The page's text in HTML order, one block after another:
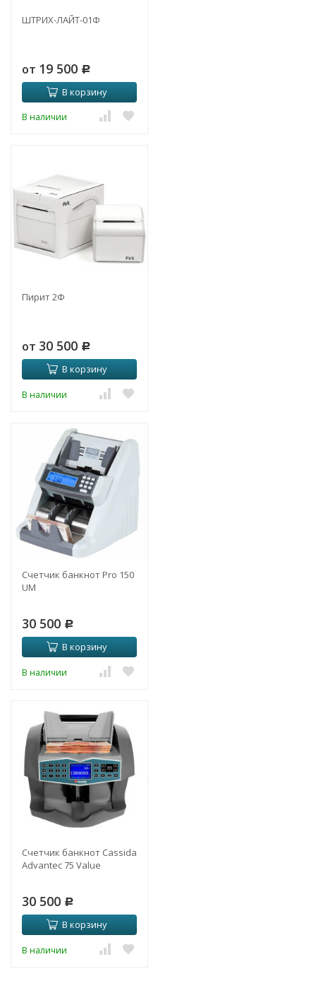
ШТРИХ-ЛАЙТ-01Ф
от 19 500 Р
В корзину
В наличии
Пирит 2Ф
от 30 500 Р
В корзину
В наличии
Счетчик банкнот Pro 150
UM
30 500 Р
В корзину
В наличии
Счетчик банкнот Cassida
Advantec 75 Value
30 500 Р
В корзину
В наличии